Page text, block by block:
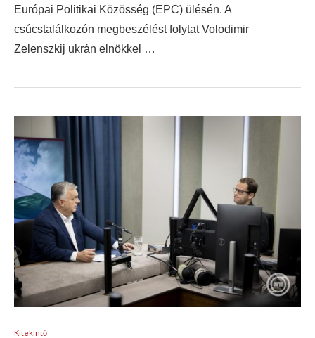
Európai Politikai Közösség (EPC) ülésén. A
csúcstalálkozón megbeszélést folytat Volodimir
Zelenszkij ukrán elnökkel …
Kitekintő